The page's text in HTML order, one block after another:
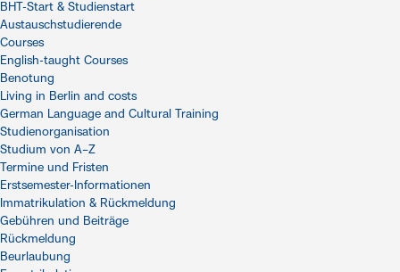
BHT-Start & Studienstart
Austauschstudierende
Courses
English-taught Courses
Benotung
Living in Berlin and costs
German Language and Cultural Training
Studienorganisation
Studium von A–Z
Termine und Fristen
Erstsemester-Informationen
Immatrikulation & Rückmeldung
Gebühren und Beiträge
Rückmeldung
Beurlaubung